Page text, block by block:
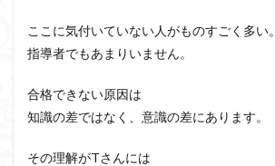
ここに気付いていない人がものすごく多い。
指導者でもあまりいません。
合格できない原因は
知識の差ではなく、意識の差にあります。
その理解がTさんには